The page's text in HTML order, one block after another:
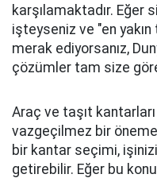
karşılamaktadır. Eğer
işteyseniz ve "en
merak ediyorsanız,
çözümler tam size
Araç ve taşıt
vazgeçilmez bir
bir kantar seçimi,
getirebilir. Eğer bu